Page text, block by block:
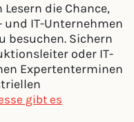
die Chance,
IT-Unternehmen
besuchen. Sichern
oder IT-
Expertenterminen
gibt es